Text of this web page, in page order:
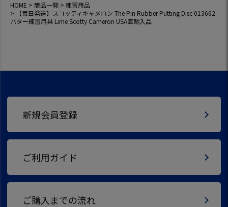
HOME 商品一覧
練習用品
【毎日発送】スコッティキャメロン The Pin Rubber Putting Disc 013662
パター練習用具 Lime Scotty Cameron USA直輸入品
新規会員登録
ご利用ガイド
ご購入までの流れ